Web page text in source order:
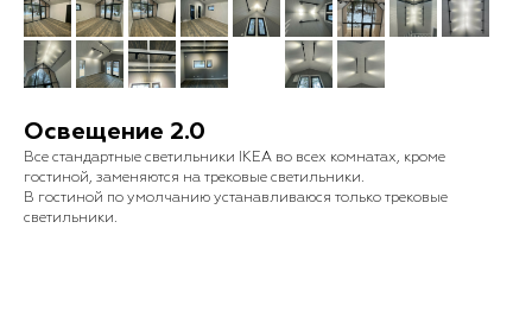
Освещение 2.0
Все стандартные светильники IKEA во всех комнатах, кроме
гостиной, заменяются на трековые светильники.
В гостиной по умолчанию устанавливаюся только трековые
светильники.